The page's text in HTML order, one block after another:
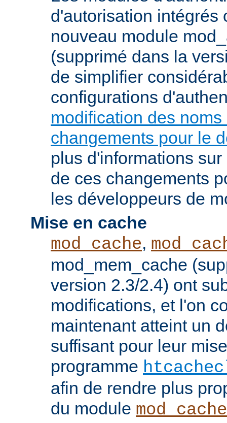
d'autorisation intégrés
nouveau module
(supprimé dans la
de simplifier
configurations
modification des
changements pour le
plus d'informations
de ces changements
les développeurs de
Mise en cache
mod_cache,
mod_mem_cache
version 2.3/2.4) ont
modifications, et l'on
maintenant atteint un
suffisant pour leur
programme
afin de rendre plus
du module